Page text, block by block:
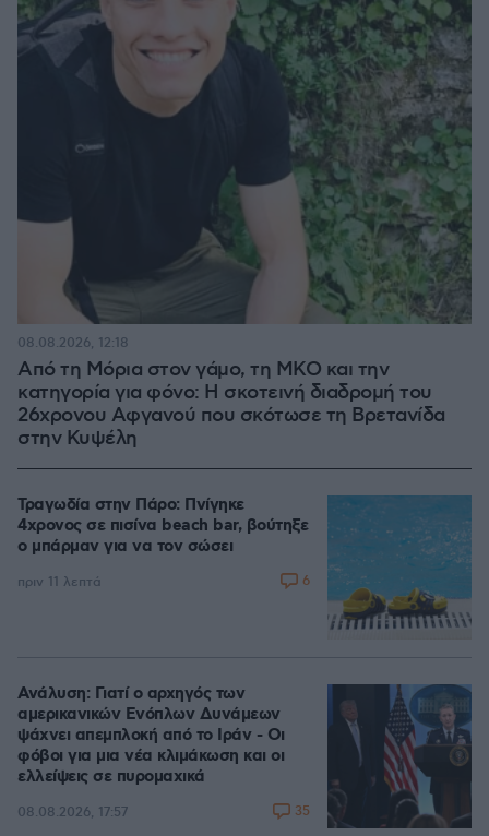
Από τη Μόρια στον γάμο, τη ΜΚΟ και την
κατηγορία για φόνο: Η σκοτεινή διαδρομή του
26χρονου Αφγανού που σκότωσε τη Βρετανίδα
στην Κυψέλη
08.08.2026, 12:18
Τραγωδία στην Πάρο: Πνίγηκε
4χρονος σε πισίνα beach bar, βούτηξε
ο μπάρμαν για να τον σώσει
πριν 11 λεπτά 6
Ανάλυση: Γιατί ο αρχηγός των
αμερικανικών Ενόπλων Δυνάμεων
ψάχνει απεμπλοκή από το Ιράν - Οι
φόβοι για μια νέα κλιμάκωση και οι
ελλείψεις σε πυρομαχικά
08.08.2026, 17:57 35